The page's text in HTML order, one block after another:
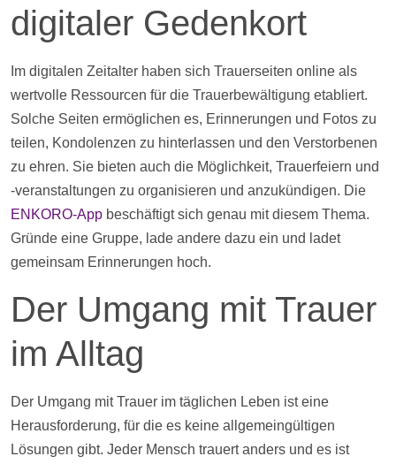
digitaler Gedenkort
Im digitalen Zeitalter haben sich Trauerseiten online als
wertvolle Ressourcen für die Trauerbewältigung etabliert.
Solche Seiten ermöglichen es, Erinnerungen und Fotos zu
teilen, Kondolenzen zu hinterlassen und den Verstorbenen
zu ehren. Sie bieten auch die Möglichkeit, Trauerfeiern und
-veranstaltungen zu organisieren und anzukündigen. Die
ENKORO-App beschäftigt sich genau mit diesem Thema.
Gründe eine Gruppe, lade andere dazu ein und ladet
gemeinsam Erinnerungen hoch.
Der Umgang mit Trauer
im Alltag
Der Umgang mit Trauer im täglichen Leben ist eine
Herausforderung, für die es keine allgemeingültigen
Lösungen gibt. Jeder Mensch trauert anders und es ist